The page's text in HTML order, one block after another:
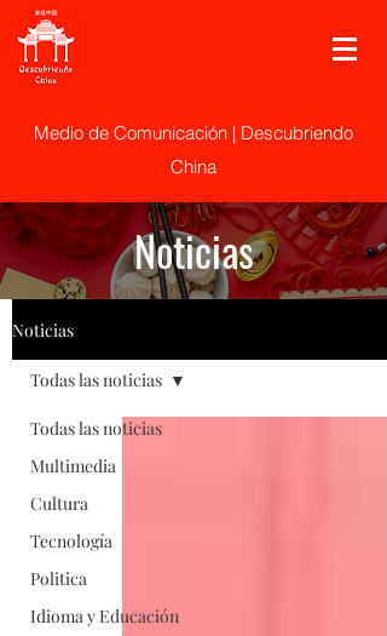
Medio de Comunicación | Descubriendo
China
Noticias
Noticias
Todas las noticias
Multimedia
Cultura
Tecnología
Politica
Idioma y Educación
Todas las noticias